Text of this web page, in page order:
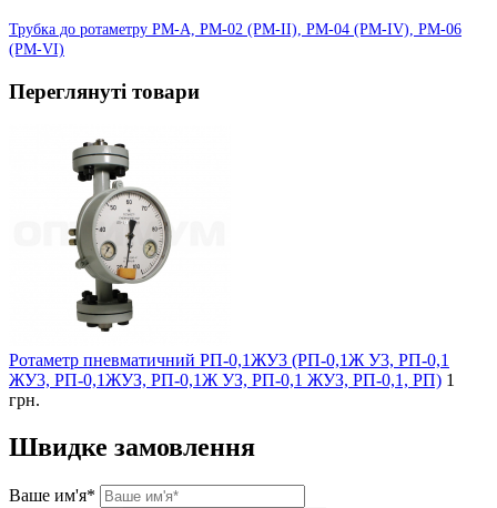
Трубка до ротаметру РМ-А, РМ-02 (РМ-II), РМ-04 (РМ-IV), РМ-06
(РМ-VI)
Переглянуті товари
Ротаметр пневматичний РП-0,1ЖУ3 (РП-0,1Ж У3, РП-0,1
ЖУ3, РП-0,1ЖУЗ, РП-0,1Ж УЗ, РП-0,1 ЖУЗ, РП-0,1, РП) 1
грн.
Швидке замовлення
Ваше им'я*